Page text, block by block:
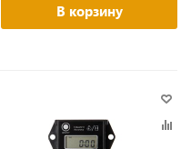
В корзину